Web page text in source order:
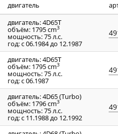
двигатель
двигатель: 4D65T
объём: 1795 cm3
мощность: 75 л.с.
год: с 06.1984 до 12.1987
двигатель: 4D65T
объём: 1795 cm3
мощность: 75 л.с.
год: с 06.1987
двигатель: 4D65 (Turbo)
объём: 1796 cm3
мощность: 75 л.с.
год: с 11.1988 до 12.1992